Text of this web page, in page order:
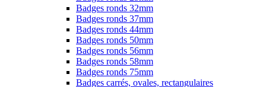
Badges ronds 32mm
Badges ronds 37mm
Badges ronds 44mm
Badges ronds 50mm
Badges ronds 56mm
Badges ronds 58mm
Badges ronds 75mm
Badges carrés, ovales, rectangulaires